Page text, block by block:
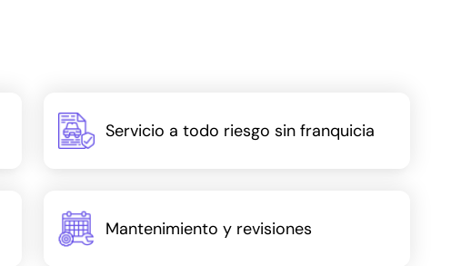
Servicio a todo riesgo sin franquicia
Mantenimiento y revisiones